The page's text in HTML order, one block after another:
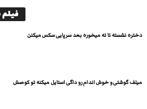
دختره نشسته تا ته میخوره بعد سرپایی سکس میکنن
میلف گوشتی و خوش اندام رو داگی استایل میکنه تو کوصش